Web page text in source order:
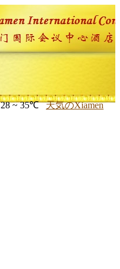
28 ~ 35℃ 天気のXiamen